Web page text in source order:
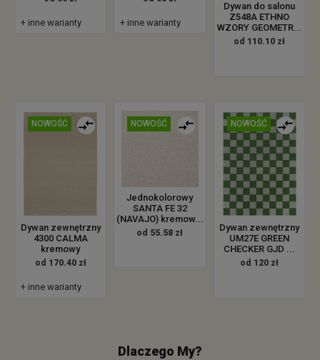
+ inne warianty + inne warianty
Dywan do salonu
Z548A ETHNO
WZORY GEOMETR...
od 110.10 zł
NOWOŚĆ
Dywan zewnętrzny
4300 CALMA
kremowy
od 170.40 zł
+ inne warianty
NOWOŚĆ
Jednokolorowy
SANTA FE 32
(NAVAJO) kremow...
od 55.58 zł
NOWOŚĆ
Dywan zewnętrzny
UM27E GREEN
CHECKER GJD ...
od 120 zł
Dlaczego My?